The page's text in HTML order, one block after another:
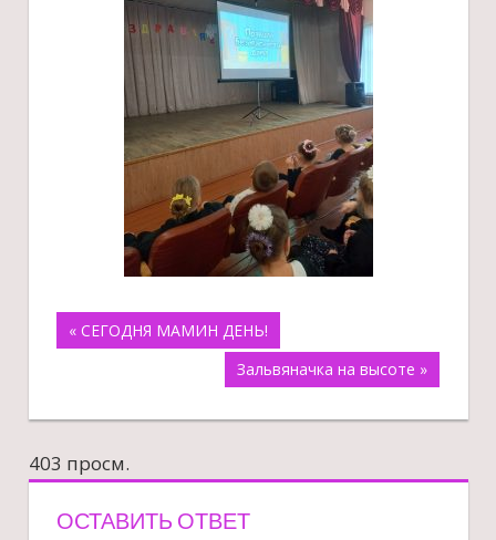
Навигация
записям
« СЕГОДНЯ МАМИН ДЕНЬ!
Зальвяначка на высоте »
403 просм.
ОСТАВИТЬ ОТВЕТ